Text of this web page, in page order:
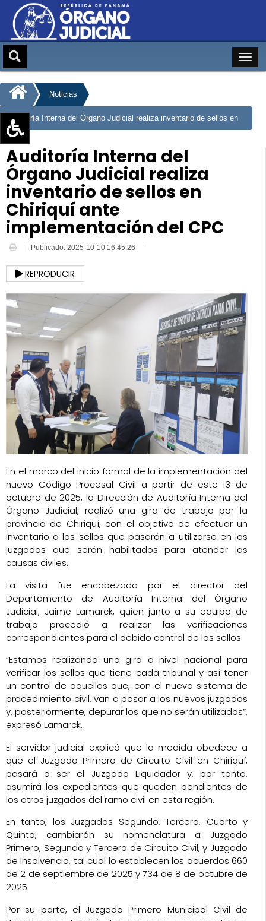
Aumentar texto (+)
Reducir texto (-)
Restablecer texto
Escala de Brillo
Escala de grises
Noticias
Auditoría Interna del Órgano Judicial realiza inventario de sellos en
Auditoría Interna del
Órgano Judicial realiza
inventario de sellos en
Chiriquí ante
implementación del CPC
Publicado: 2025-10-10 16:45:26
REPRODUCIR
En el marco del inicio formal de la implementación del
nuevo Código Procesal Civil a partir de este 13 de
octubre de 2025, la Dirección de Auditoría Interna del
Órgano Judicial, realizó una gira de trabajo por la
provincia de Chiriquí, con el objetivo de efectuar un
inventario a los sellos que pasarán a utilizarse en los
juzgados que serán habilitados para atender las
causas civiles.
La visita fue encabezada por el director del
Departamento de Auditoría Interna del Órgano
Judicial, Jaime Lamarck, quien junto a su equipo de
trabajo procedió a realizar las verificaciones
correspondientes para el debido control de los sellos.
“Estamos realizando una gira a nivel nacional para
verificar los sellos que tiene cada tribunal y así tener
un control de aquellos que, con el nuevo sistema de
procedimiento civil, van a pasar a los nuevos juzgados
y, posteriormente, depurar los que no serán utilizados”,
expresó Lamarck.
El servidor judicial explicó que la medida obedece a
que el Juzgado Primero de Circuito Civil en Chiriquí,
pasará a ser el Juzgado Liquidador y, por tanto,
asumirá los expedientes que queden pendientes de
los otros juzgados del ramo civil en esta región.
En tanto, los Juzgados Segundo, Tercero, Cuarto y
Quinto, cambiarán su nomenclatura a Juzgado
Primero, Segundo y Tercero de Circuito Civil, y Juzgado
de Insolvencia, tal cual lo establecen los acuerdos 660
de 2 de septiembre de 2025 y 734 de 8 de octubre de
2025.
Por su parte, el Juzgado Primero Municipal Civil de